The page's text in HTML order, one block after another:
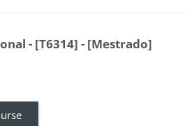
- [T6314] - [Mestrado]